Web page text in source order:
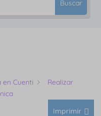
Buscar
en Cuenti
Realizar
Imprimir